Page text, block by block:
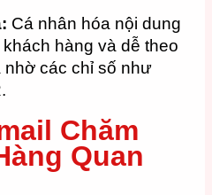
Cá nhân hóa nội dung
hàng và dễ theo
nhờ các chỉ số như
Chăm
Quan